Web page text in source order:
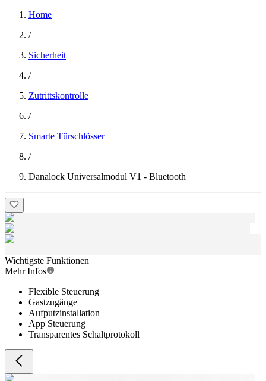
Home
/
Sicherheit
/
Zutrittskontrolle
/
Smarte Türschlösser
/
Danalock Universalmodul V1 - Bluetooth
Wichtigste Funktionen
Mehr Infos
Flexible Steuerung
Gastzugänge
Aufputzinstallation
App Steuerung
Transparentes Schaltprotokoll